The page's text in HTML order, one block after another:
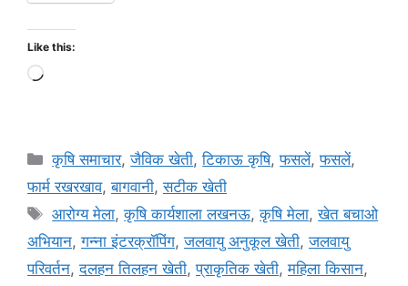
Like this:
कृषि समाचार,जैविक खेती,टिकाऊ कृषि,फसलें,फसलें,
फार्म रखरखाव,बागवानी,सटीक खेती
आरोग्य मेला,कृषि कार्यशाला लखनऊ,कृषि मेला,खेत बचाओ
अभियान,गन्ना इंटरक्रॉपिंग,जलवायु अनुकूल खेती,जलवायु
परिवर्तन,दलहन तिलहन खेती,प्राकृतिक खेती,महिला किसान,